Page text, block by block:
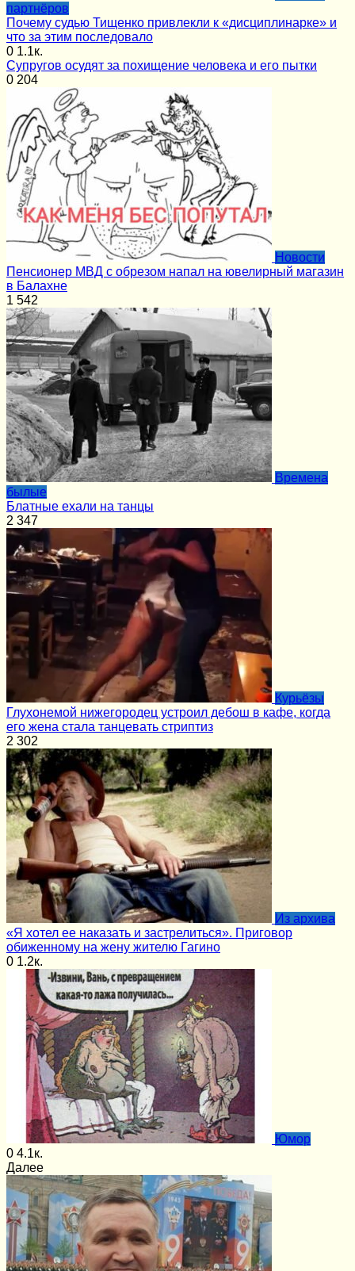
партнёров
Почему судью Тищенко привлекли к «дисциплинарке» и
что за этим последовало
0 1.1к.
Супругов осудят за похищение человека и его пытки
0 204
Новости
Пенсионер МВД с обрезом напал на ювелирный магазин
в Балахне
1 542
Времена
былые
Блатные ехали на танцы
2 347
Курьёзы
Глухонемой нижегородец устроил дебош в кафе, когда
его жена стала танцевать стриптиз
2 302
Из архива
«Я хотел ее наказать и застрелиться». Приговор
обиженному на жену жителю Гагино
0 1.2к.
Юмор
0 4.1к.
Далее